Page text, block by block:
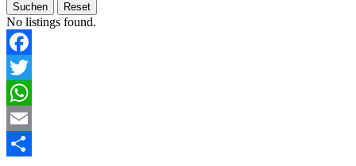
Suchen Reset
No listings found.
Facebook
Twitter
WhatsApp
Email